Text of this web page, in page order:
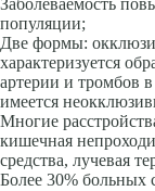
Заболеваемость
популяции;
Две формы:
характеризуется
артерии и тромбов
имеется
Многие
кишечная
средства, лучевая
Более 30% больных